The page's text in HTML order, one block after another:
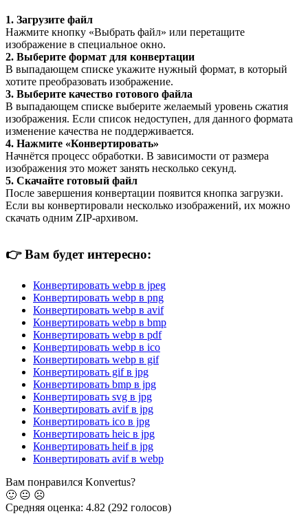
1. Загрузите файл
Нажмите кнопку «Выбрать файл» или перетащите
изображение в специальное окно.
2. Выберите формат для конвертации
В выпадающем списке укажите нужный формат, в который
хотите преобразовать изображение.
3. Выберите качество готового файла
В выпадающем списке выберите желаемый уровень сжатия
изображения. Если список недоступен, для данного формата
изменение качества не поддерживается.
4. Нажмите «Конвертировать»
Начнётся процесс обработки. В зависимости от размера
изображения это может занять несколько секунд.
5. Скачайте готовый файл
После завершения конвертации появится кнопка загрузки.
Если вы конвертировали несколько изображений, их можно
скачать одним ZIP-архивом.
👉Вам будет интересно:
Конвертировать webp в jpeg
Конвертировать webp в png
Конвертировать webp в avif
Конвертировать webp в bmp
Конвертировать webp в pdf
Конвертировать webp в ico
Конвертировать webp в gif
Конвертировать gif в jpg
Конвертировать bmp в jpg
Конвертировать svg в jpg
Конвертировать avif в jpg
Конвертировать ico в jpg
Конвертировать heic в jpg
Конвертировать heif в jpg
Конвертировать avif в webp
Вам понравился Konvertus?
🙂 😐 ☹️
Средняя оценка: 4.82 (292 голосов)